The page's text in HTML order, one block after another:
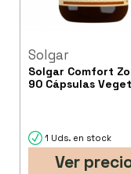
Solgar
Solgar Comfort
90 Cápsulas
1 Uds. en stock
Ver